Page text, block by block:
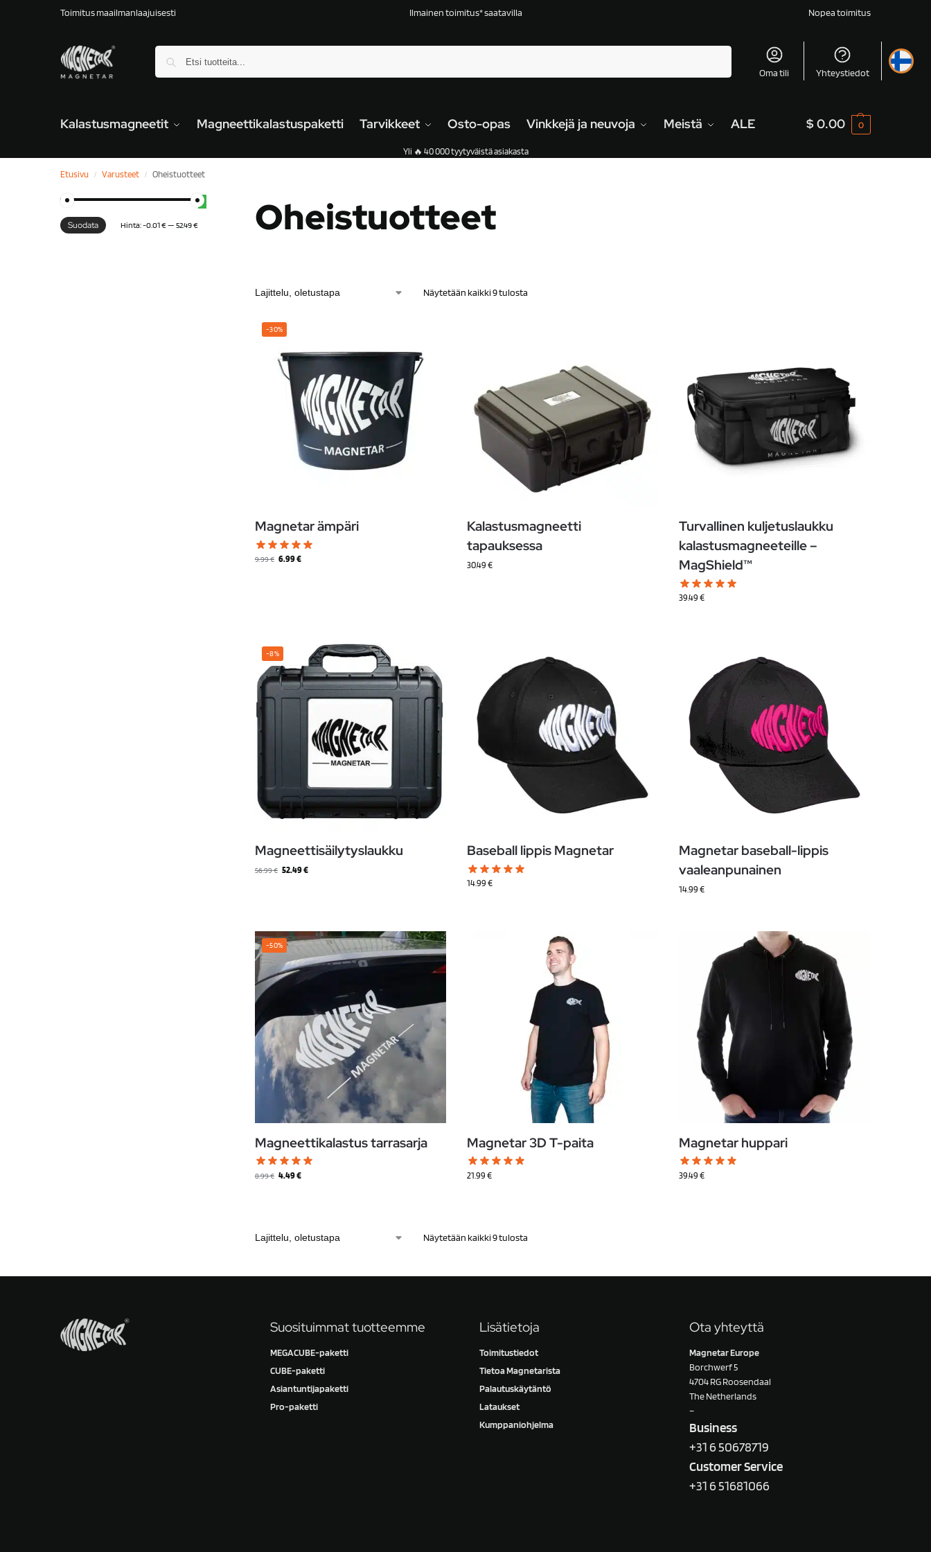
Toimitus maailmanlaajuisesti Ilmainen toimitus* saatavilla Nopea toimitus
Oma tili Yhteystiedot
Kalastusmagneetit Magneettikalastuspaketti Tarvikkeet Osto-opas Vinkkejä ja neuvoja Meistä ALE $ 0.00 0
Yli 🔥 40 000 tyytyväistä asiakasta
Etusivu / Varusteet / Oheistuotteet
Oheistuotteet
Näytetään kaikki 9 tulosta
-30%
Magnetar ämpäri
9.99€ 6.99€
Kalastusmagneetti
tapauksessa
30.49€
Turvallinen kuljetuslaukku
kalastusmagneeteille –
MagShield™
39.49€
-8%
Magneettisäilytyslaukku
56.99€ 52.49€
Baseball lippis Magnetar
14.99€
Magnetar baseball-lippis
vaaleanpunainen
14.99€
-50%
Magneettikalastus tarrasarja
8.99€ 4.49€
Magnetar 3D T-paita
21.99€
Magnetar huppari
39.49€
Näytetään kaikki 9 tulosta
Suodata Hinta:-0.01 €— 52.49 €
Suosituimmat tuotteemme
MEGACUBE-paketti
CUBE-paketti
Asiantuntijapaketti
Pro-paketti
Lisätietoja
Toimitustiedot
Tietoa Magnetarista
Palautuskäytäntö
Lataukset
Kumppaniohjelma
Ota yhteyttä
Magnetar Europe
Borchwerf 5
4704 RG Roosendaal
The Netherlands
–
Business
+31 6 50678719
Customer Service
+31 6 51681066